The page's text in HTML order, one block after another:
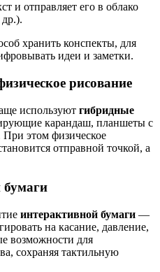
и отправляет его в облако
хранить конспекты, для
идеи и заметки.
рисование
используют гибридные
карандаш, планшеты с
При этом физическое
отправной точкой, а
бумаги
интерактивной бумаги —
на касание, давление,
возможности для
сохраняя тактильную